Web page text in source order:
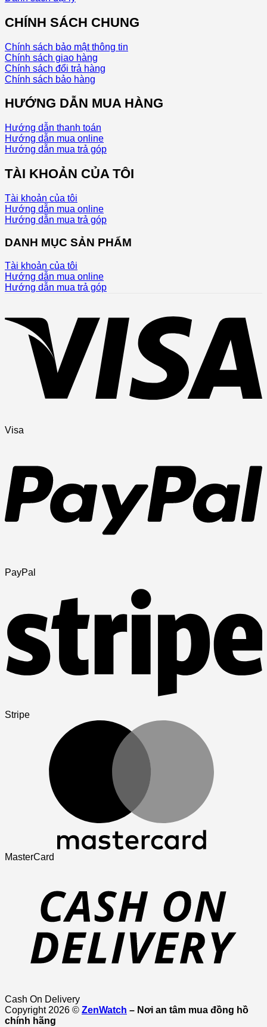
CHÍNH SÁCH CHUNG
Chính sách bảo mật thông tin
Chính sách giao hàng
Chính sách đổi trả hàng
Chính sách bảo hàng
HƯỚNG DẪN MUA HÀNG
Hướng dẫn thanh toán
Hướng dẫn mua online
Hướng dẫn mua trả góp
TÀI KHOẢN CỦA TÔI
Tài khoản của tôi
Hướng dẫn mua online
Hướng dẫn mua trả góp
DANH MỤC SẢN PHẨM
Tài khoản của tôi
Hướng dẫn mua online
Hướng dẫn mua trả góp
Visa
PayPal
Stripe
MasterCard
Cash On Delivery
Copyright 2026 © ZenWatch – Nơi an tâm mua đồng hồ
chính hãng